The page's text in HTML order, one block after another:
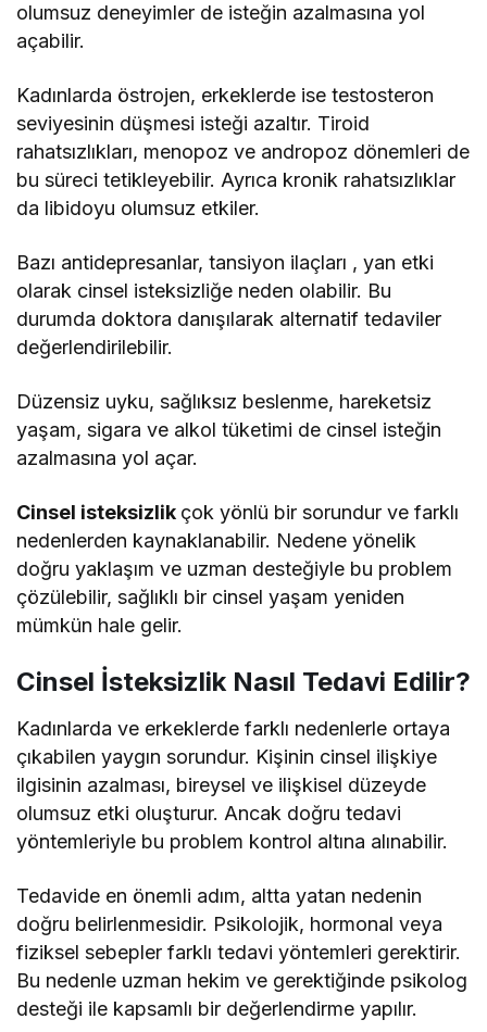
olumsuz deneyimler de isteğin azalmasına yol
açabilir.
Kadınlarda östrojen, erkeklerde ise testosteron
seviyesinin düşmesi isteği azaltır. Tiroid
rahatsızlıkları, menopoz ve andropoz dönemleri de
bu süreci tetikleyebilir. Ayrıca kronik rahatsızlıklar
da libidoyu olumsuz etkiler.
Bazı antidepresanlar, tansiyon ilaçları , yan etki
olarak cinsel isteksizliğe neden olabilir. Bu
durumda doktora danışılarak alternatif tedaviler
değerlendirilebilir.
Düzensiz uyku, sağlıksız beslenme, hareketsiz
yaşam, sigara ve alkol tüketimi de cinsel isteğin
azalmasına yol açar.
Cinsel isteksizlik çok yönlü bir sorundur ve farklı
nedenlerden kaynaklanabilir. Nedene yönelik
doğru yaklaşım ve uzman desteğiyle bu problem
çözülebilir, sağlıklı bir cinsel yaşam yeniden
mümkün hale gelir.
Cinsel İsteksizlik Nasıl Tedavi Edilir?
Kadınlarda ve erkeklerde farklı nedenlerle ortaya
çıkabilen yaygın sorundur. Kişinin cinsel ilişkiye
ilgisinin azalması, bireysel ve ilişkisel düzeyde
olumsuz etki oluşturur. Ancak doğru tedavi
yöntemleriyle bu problem kontrol altına alınabilir.
Tedavide en önemli adım, altta yatan nedenin
doğru belirlenmesidir. Psikolojik, hormonal veya
fiziksel sebepler farklı tedavi yöntemleri gerektirir.
Bu nedenle uzman hekim ve gerektiğinde psikolog
desteği ile kapsamlı bir değerlendirme yapılır.